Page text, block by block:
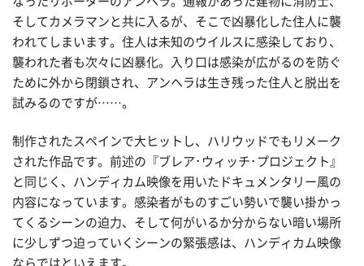
そしてカメラマンと共に入るが、そこで凶暴化した住人に襲
われてしまいます。住人は未知のウイルスに感染しており、
襲われた者も次々に凶暴化。入り口は感染が広がるのを防ぐ
ために外から閉鎖され、アンヘラは生き残った住人と脱出を
試みるのですが……。
制作されたスペインで大ヒットし、ハリウッドでもリメーク
された作品です。前述の『ブレア･ウィッチ･プロジェクト』
と同じく、ハンディカム映像を用いたドキュメンタリー風の
内容になっています。感染者がものすごい勢いで襲い掛かっ
てくるシーンの迫力、そして何がいるか分からない暗い場所
に少しずつ迫っていくシーンの緊張感は、ハンディカム映像
ならではといえます。